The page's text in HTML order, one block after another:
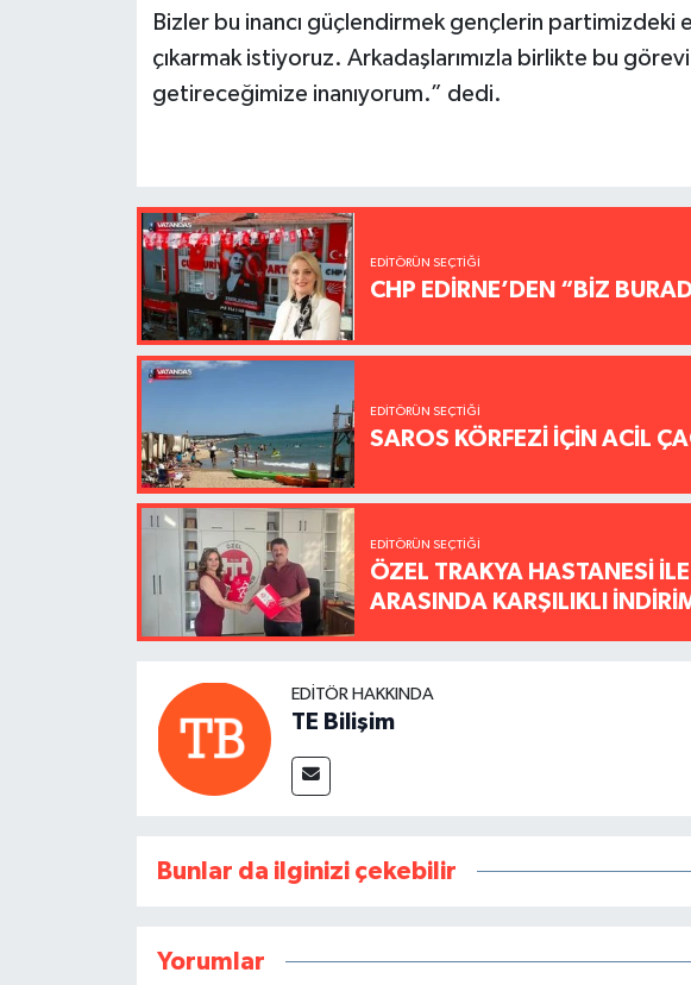
Bizler bu inancı güçlendirmek gençlerin partimizdeki
çıkarmak istiyoruz. Arkadaşlarımızla birlikte bu görevi
getireceğimize inanıyorum.” dedi.
EDITÖRÜN SEÇTIĞI
CHP EDİRNE’DEN “BİZ
EDITÖRÜN SEÇTIĞI
SAROS KÖRFEZİ İÇİN ACİL
EDITÖRÜN SEÇTIĞI
ÖZEL TRAKYA HASTANESİ İLE
ARASINDA KARŞILIKLI
EDITÖR HAKKINDA
TE Bilişim
Bunlar da ilginizi çekebilir
Yorumlar